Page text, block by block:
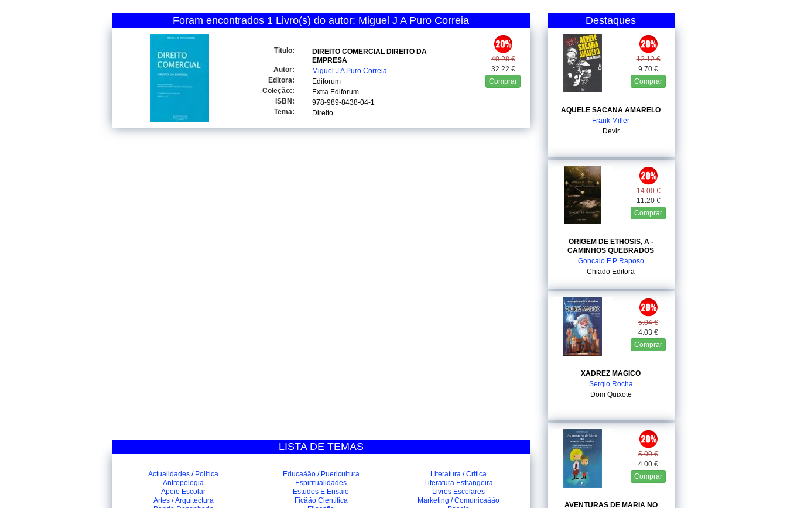
Foram encontrados 1 Livro(s) do autor: Miguel J A Puro Correia
40.28 €
32.22 €
Comprar
Titulo:
DIREITO COMERCIAL DIREITO DA
EMPRESA
Autor:
Miguel J A Puro Correia
Editora:
Ediforum
Coleção::
Extra Ediforum
ISBN:
978-989-8438-04-1
Tema:
Direito
LISTA DE TEMAS
Actualidades / Politica
Antropologia
Apoio Escolar
Artes / Arquitectura
Educaãão / Puericultura
Espiritualidades
Estudos E Ensaio
Ficãão Cientifica
Literatura / Critica
Literatura Estrangeira
Livros Escolares
Marketing / Comunicaãão
Destaques
12.12 €
9.70 €
Comprar
AQUELE SACANA AMARELO
Frank Miller
Devir
14.00 €
11.20 €
Comprar
ORIGEM DE ETHOSIS, A -
CAMINHOS QUEBRADOS
Goncalo F P Raposo
Chiado Editora
5.04 €
4.03 €
Comprar
XADREZ MAGICO
Sergio Rocha
Dom Quixote
5.00 €
4.00 €
Comprar
AVENTURAS DE MARIA NO